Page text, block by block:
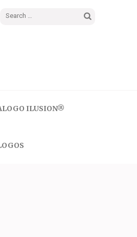
Search
ILUSION®